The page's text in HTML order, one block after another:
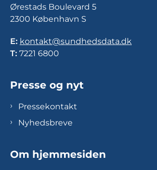
Ørestads Boulevard 5
2300 København S
E: kontakt@sundhedsdata.dk
T: 7221 6800
Presse og nyt
Pressekontakt
Nyhedsbreve
Om hjemmesiden